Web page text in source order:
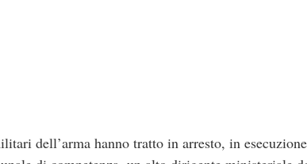
dell’arma hanno tratto in arresto, in